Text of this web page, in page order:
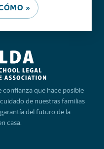
»
confianza que hace posible
de nuestras familias
del futuro de la
casa.